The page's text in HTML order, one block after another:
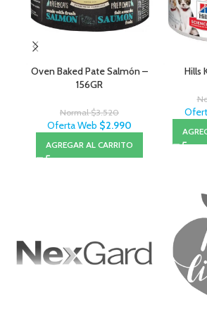
Oven Baked Pate Salmón –
156GR
Normal$3.520
Oferta Web $2.990
AGREGAR AL CARRITO
Hills